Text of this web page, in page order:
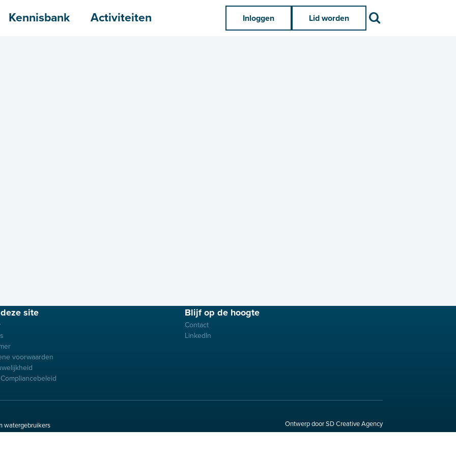
Kennisbank Activiteiten Inloggen Lid worden
site
voorwaarden
Blijf op de hoogte
Contact
LinkedIn
watergebruikers Ontwerp door SD Creative Agency